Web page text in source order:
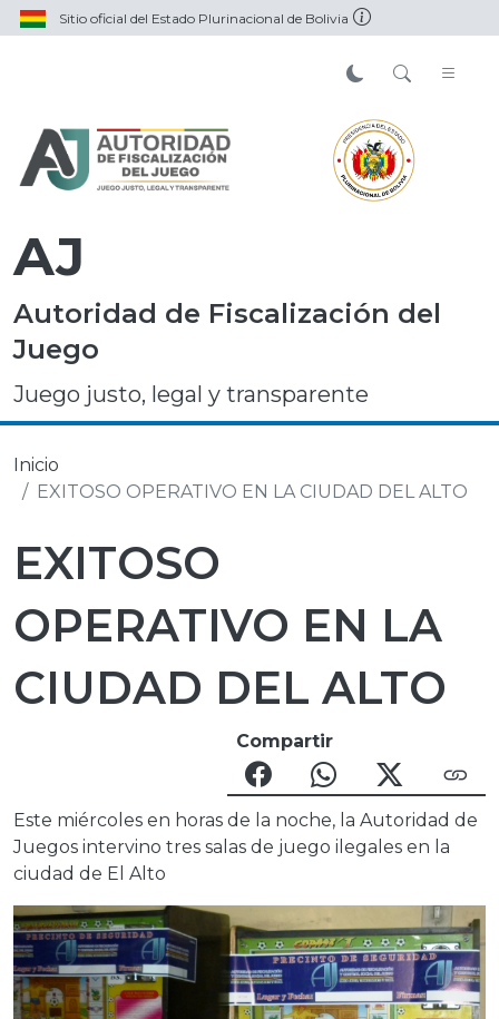
Sitio oficial del Estado Plurinacional de Bolivia
AJ
Autoridad de Fiscalización del
Juego
Juego justo, legal y transparente
Inicio
EXITOSO OPERATIVO EN LA CIUDAD DEL ALTO
EXITOSO
OPERATIVO EN LA
CIUDAD DEL ALTO
Compartir
Este miércoles en horas de la noche, la Autoridad de
Juegos intervino tres salas de juego ilegales en la
ciudad de El Alto